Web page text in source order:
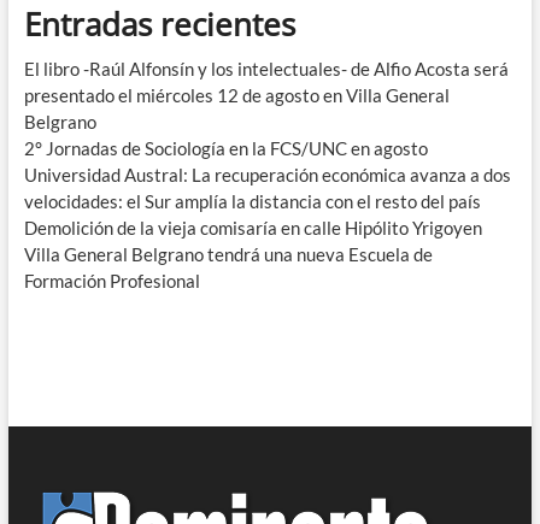
Entradas recientes
El libro -Raúl Alfonsín y los intelectuales- de Alfio Acosta será
presentado el miércoles 12 de agosto en Villa General
Belgrano
2° Jornadas de Sociología en la FCS/UNC en agosto
Universidad Austral: La recuperación económica avanza a dos
velocidades: el Sur amplía la distancia con el resto del país
Demolición de la vieja comisaría en calle Hipólito Yrigoyen
Villa General Belgrano tendrá una nueva Escuela de
Formación Profesional